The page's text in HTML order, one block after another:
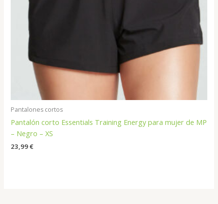
Pantalones cortos
Pantalón corto Essentials Training Energy para mujer de MP
– Negro – XS
23,99€